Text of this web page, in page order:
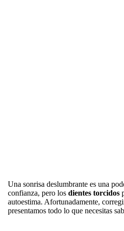
Una sonrisa deslumbrante es una
confianza, pero los dientes torcidos
autoestima. Afortunadamente,
presentamos todo lo que necesitas